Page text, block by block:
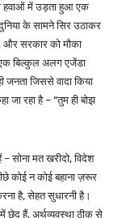
हवाओं में उड़ता हुआ एक
के सामने सिर उठाकर
और सरकार को मौका
बिल्कुल अलग एजेंडा
जिससे वादा किया
जा रहा है – “तुम ही बोझ
मत खरीदो, विदेश
न कोई बहाना ज़रूर
है, सेहत सुधारनी है।
हैं, अर्थव्यवस्था ठीक से